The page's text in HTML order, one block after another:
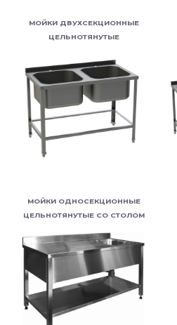
МОЙКИ ДВУХСЕКЦИОННЫЕ
ЦЕЛЬНОТЯНУТЫЕ
МОЙКИ ОДНОСЕКЦИОННЫЕ
ЦЕЛЬНОТЯНУТЫЕ СО СТОЛОМ